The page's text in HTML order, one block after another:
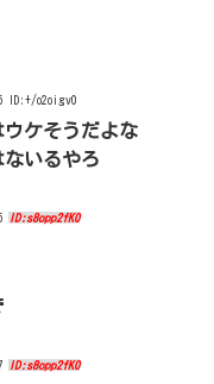
ID:+/o2oigv0
ウケそうだよな
いるやろ
ID:s8opp2fK0
ID:s8opp2fK0